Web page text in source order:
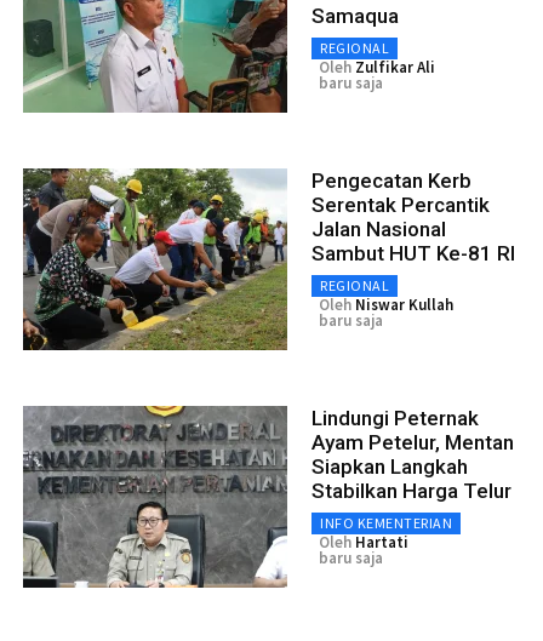
Samaqua
REGIONAL
Oleh Zulfikar Ali
baru saja
Pengecatan Kerb
Serentak Percantik
Jalan Nasional
Sambut HUT Ke-81 RI
REGIONAL
Oleh Niswar Kullah
baru saja
Lindungi Peternak
Ayam Petelur, Mentan
Siapkan Langkah
Stabilkan Harga Telur
INFO KEMENTERIAN
Oleh Hartati
baru saja